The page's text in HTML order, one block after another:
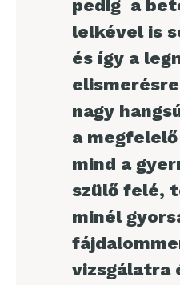
pedig a
lelkével is
és így a
nagy
a
mind a
szülő felé,
minél
vizsgálatra